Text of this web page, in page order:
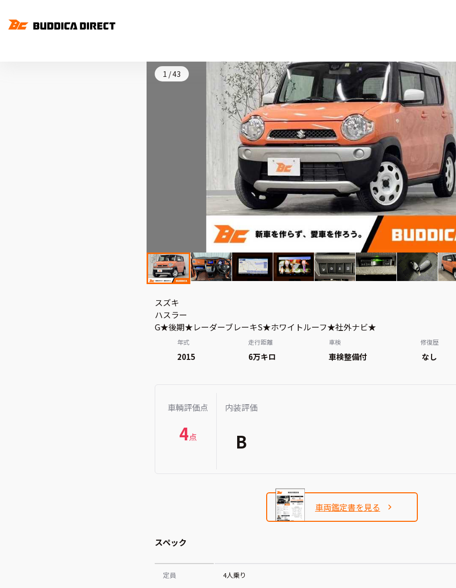
1 /43
スズキ
ハスラー
G★後期★レーダーブレーキS★ホワイトルーフ★社外ナビ★
年式
2015
走行距離
6万キロ
車検
車検整備付
修復歴
なし
車輌評価点
4点
内装評価
B
車両鑑定書を見る
スペック
定員 4人乗り